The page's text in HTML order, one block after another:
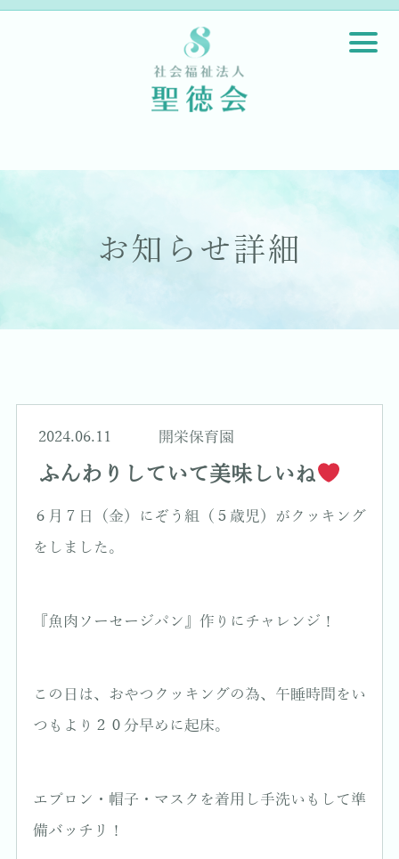
お知らせ詳細
2024.06.11 開栄保育園
ふんわりしていて美味しいね
６月７日（金）にぞう組（５歳児）がクッキング
をしました。
『魚肉ソーセージパン』作りにチャレンジ！
この日は、おやつクッキングの為、午睡時間をい
つもより２０分早めに起床。
エプロン・帽子・マスクを着用し手洗いもして準
備バッチリ！